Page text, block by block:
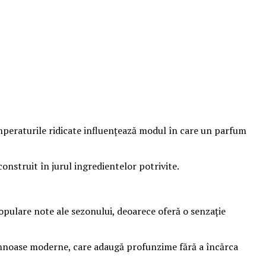
ridicate influențează modul în care un parfum
în jurul ingredientelor potrivite.
note ale sezonului, deoarece oferă o senzație
moderne, care adaugă profunzime fără a încărca